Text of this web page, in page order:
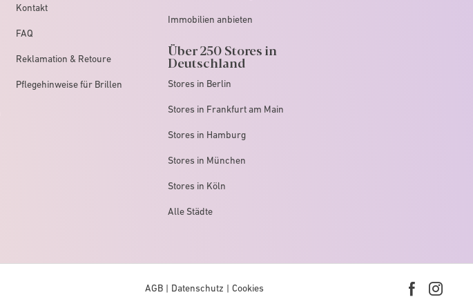
Kontakt
FAQ
Reklamation & Retoure
Pflegehinweise für Brillen
Immobilien anbieten
Über 250 Stores in
Deutschland
Stores in Berlin
Stores in Frankfurt am Main
Stores in Hamburg
Stores in München
Stores in Köln
Alle Städte
AGB Datenschutz Cookies